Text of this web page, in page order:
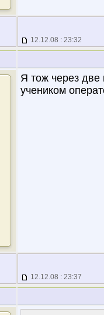
12.12.08 : 23:32
Я тож через две
учеником
12.12.08 : 23:37